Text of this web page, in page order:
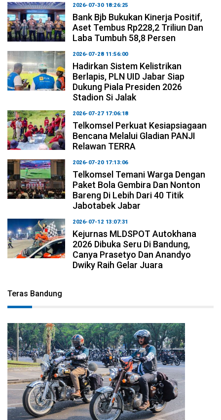
2026-07-30 18:26:25
Bank Bjb Bukukan Kinerja Positif,
Aset Tembus Rp228,2 Triliun Dan
Laba Tumbuh 58,8 Persen
2026-07-28 11:56:00
Hadirkan Sistem Kelistrikan
Berlapis, PLN UID Jabar Siap
Dukung Piala Presiden 2026
Stadion Si Jalak
2026-07-27 17:06:18
Telkomsel Perkuat Kesiapsiagaan
Bencana Melalui Gladian PANJI
Relawan TERRA
2026-07-20 17:13:06
Telkomsel Temani Warga Dengan
Paket Bola Gembira Dan Nonton
Bareng Di Lebih Dari 40 Titik
Jabotabek Jabar
2026-07-12 13:07:31
Kejurnas MLDSPOT Autokhana
2026 Dibuka Seru Di Bandung,
Canya Prasetyo Dan Anandyo
Dwiky Raih Gelar Juara
Teras Bandung
2026-08-09 09:55:44